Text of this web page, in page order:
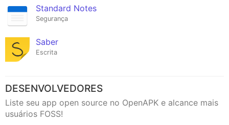
Standard Notes
Segurança
Saber
Escrita
DESENVOLVEDORES
Liste seu app open source no OpenAPK e alcance mais
usuários FOSS!